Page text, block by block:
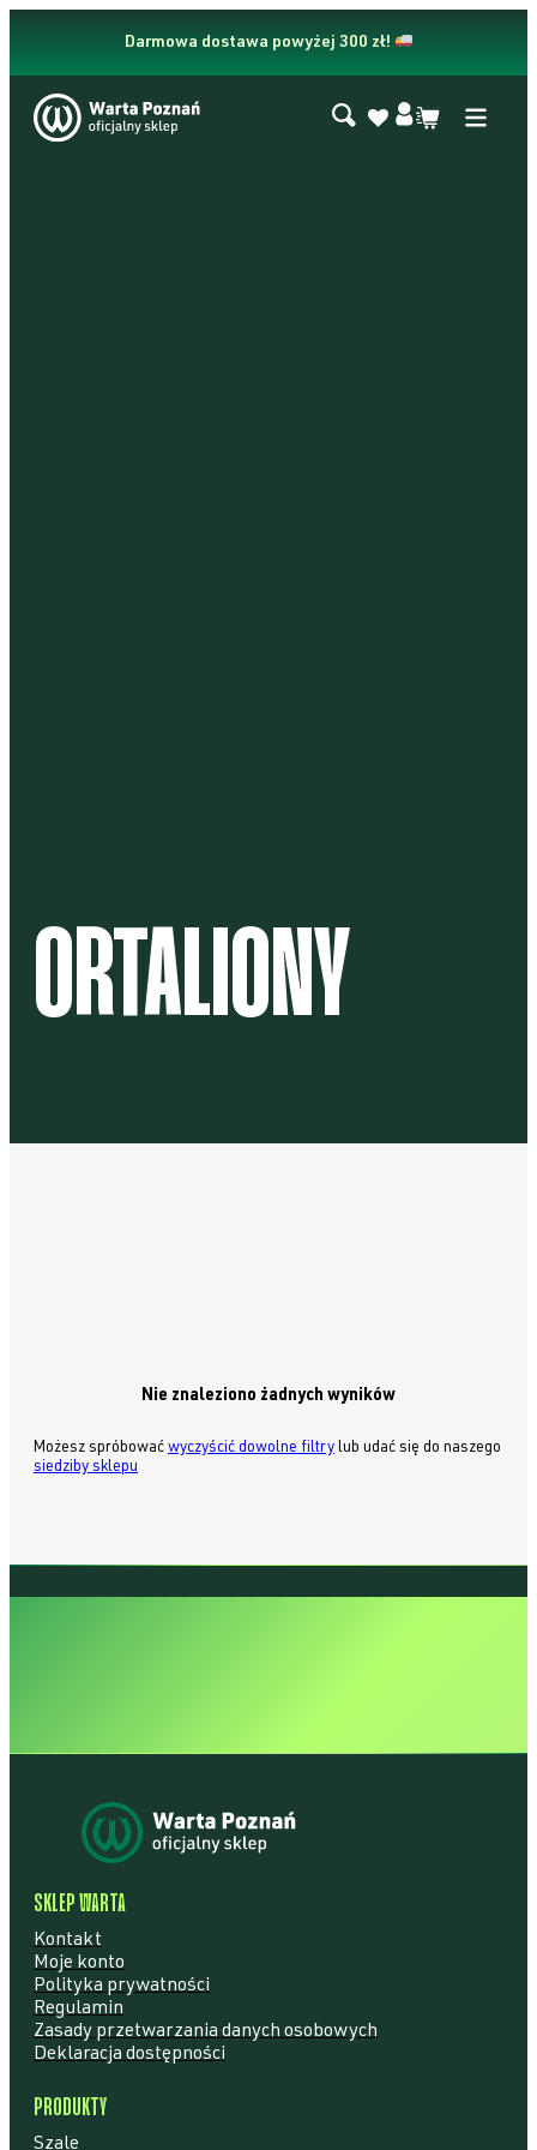
Darmowa dostawa powyżej 300 zł!
ORTALIONY
Nie znaleziono żadnych wyników
Możesz spróbować wyczyścić dowolne filtry lub udać się do naszego
siedziby sklepu
POZNAŃ •
SKLEP WARTA
Kontakt
Moje konto
Polityka prywatności
Regulamin
Zasady przetwarzania danych osobowych
Deklaracja dostępności
PRODUKTY
Szale